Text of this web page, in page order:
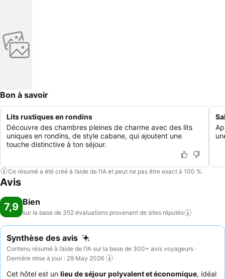
Bon à savoir
Lits rustiques en rondins
Découvre des chambres pleines de charme avec des lits
uniques en rondins, de style cabane, qui ajoutent une
touche distinctive à ton séjour.
Ce résumé a été créé à l’aide de l’IA et peut ne pas être exact à 100 %.
Avis
7,9 Bien
sur la base de 352 évaluations provenant de sites réputés
Synthèse des avis
Contenu résumé à l’aide de l’IA sur la base de 300+ avis voyageurs ·
Dernière mise à jour : 29 May 2026
Cet hôtel est un lieu de séjour polyvalent et économique, idéal